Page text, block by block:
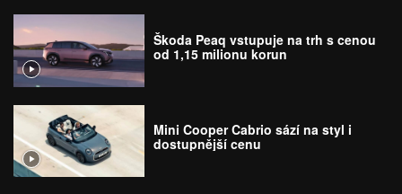
Škoda Peaq vstupuje na trh s cenou
od 1,15 milionu korun
Mini Cooper Cabrio sází na styl i
dostupnější cenu